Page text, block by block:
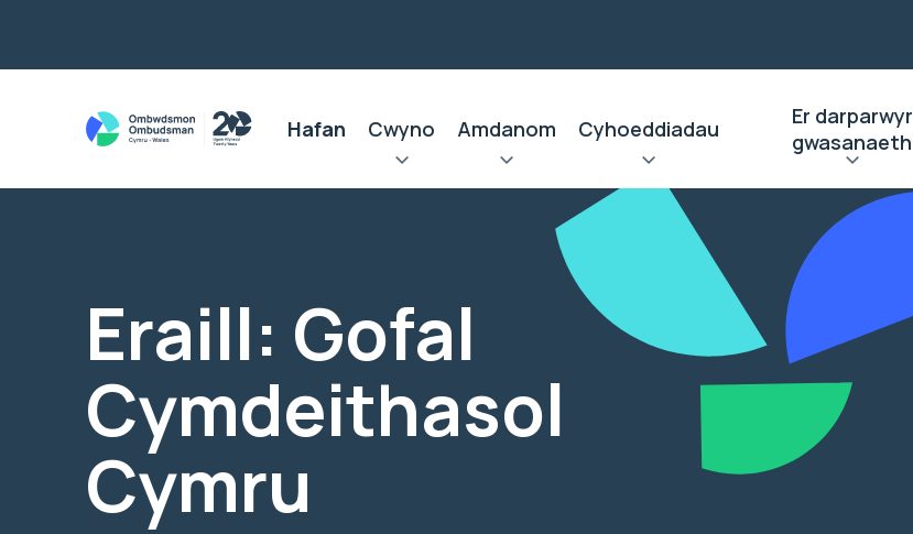
Hafan Cwyno Amdanom Cyhoeddiadau
Er darparwyr
gwasanaeth
Eraill: Gofal
Cymdeithasol
Cymru